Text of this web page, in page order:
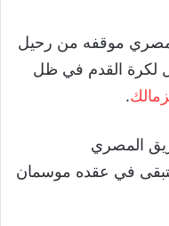
موقفه من رحيل
لكرة القدم في ظل
.
المصري
في يونيو 2025، أي يتبقى في عقده موسمان